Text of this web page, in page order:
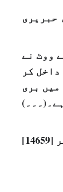
حبریری
ووٹ نے
کر
بری